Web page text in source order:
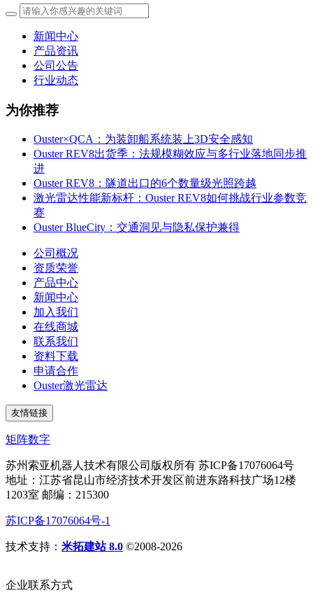
新闻中心
产品资讯
公司公告
行业动态
为你推荐
Ouster×QCA：为装卸船系统装上3D安全感知
Ouster REV8出货季：法规模糊效应与多行业落地同步推
进
Ouster REV8：隧道出口的6个数量级光照跨越
激光雷达性能新标杆：Ouster REV8如何挑战行业参数竞
赛
Ouster BlueCity：交通洞见与隐私保护兼得
公司概况
资质荣誉
产品中心
新闻中心
加入我们
在线商城
联系我们
资料下载
申请合作
Ouster激光雷达
友情链接
矩阵数字
苏州索亚机器人技术有限公司版权所有 苏ICP备17076064号
地址：江苏省昆山市经济技术开发区前进东路科技广场12楼
1203室 邮编：215300
苏ICP备17076064号-1
技术支持： 米拓建站 8.0 ©2008-2026
企业联系方式